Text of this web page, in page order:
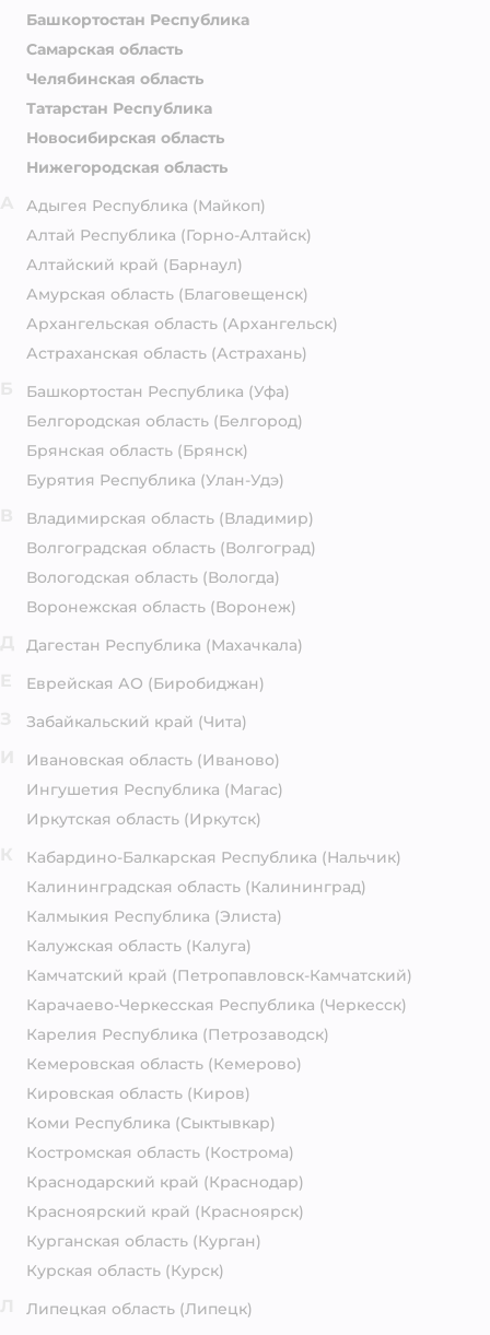
Башкортостан Республика
Самарская область
Челябинская область
Татарстан Республика
Новосибирская область
Нижегородская область
Адыгея Республика (Майкоп)
Алтай Республика (Горно-Алтайск)
Алтайский край (Барнаул)
Амурская область (Благовещенск)
Архангельская область (Архангельск)
Астраханская область (Астрахань)
Башкортостан Республика (Уфа)
Белгородская область (Белгород)
Брянская область (Брянск)
Бурятия Республика (Улан-Удэ)
Владимирская область (Владимир)
Волгоградская область (Волгоград)
Вологодская область (Вологда)
Воронежская область (Воронеж)
Дагестан Республика (Махачкала)
Еврейская АО (Биробиджан)
Забайкальский край (Чита)
Ивановская область (Иваново)
Ингушетия Республика (Магас)
Иркутская область (Иркутск)
Кабардино-Балкарская Республика (Нальчик)
Калининградская область (Калининград)
Калмыкия Республика (Элиста)
Калужская область (Калуга)
Камчатский край (Петропавловск-Камчатский)
Карачаево-Черкесская Республика (Черкесск)
Карелия Республика (Петрозаводск)
Кемеровская область (Кемерово)
Кировская область (Киров)
Коми Республика (Сыктывкар)
Костромская область (Кострома)
Краснодарский край (Краснодар)
Красноярский край (Красноярск)
Курганская область (Курган)
Курская область (Курск)
Липецкая область (Липецк)